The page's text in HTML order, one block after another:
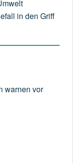
in den Griff
warnen vor